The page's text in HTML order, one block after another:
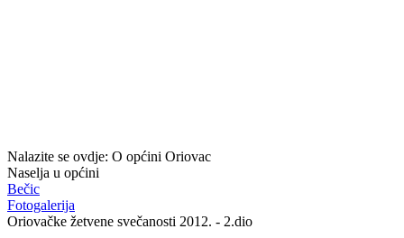
Nalazite se ovdje: O općini Oriovac
Naselja u općini
Bečic
Fotogalerija
Oriovačke žetvene svečanosti 2012. - 2.dio